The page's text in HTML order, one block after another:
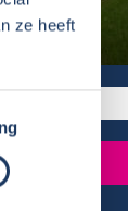
ze heeft